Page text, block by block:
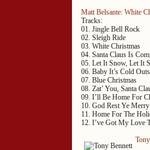
Matt Belsante: White
Tracks:
01. Jingle Bell Rock
02. Sleigh Ride
03. White Christmas
04. Santa Claus Is
05. Let It Snow, Let It
06. Baby It’s Cold
07. Blue Christmas
08. Zat’ You, Santa
09. I’ll Be Home For
10. God Rest Ye
11. Home For The
12. I’ve Got My Love